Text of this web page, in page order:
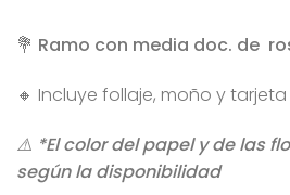
💐 Ramo con media doc. de
🔸 Incluye follaje, moño y
⚠️ *El color del papel y de las
según la disponibilidad